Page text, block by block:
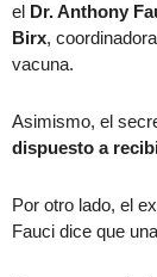
el Dr. Anthony
Birx,
vacuna.
Asimismo, el
dispuesto a
Por otro lado, el
Fauci dice que